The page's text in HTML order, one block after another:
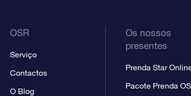
OSR
Serviço
Contactos
O Blog
Os nossos
presentes
Prenda Star
Pacote Prenda